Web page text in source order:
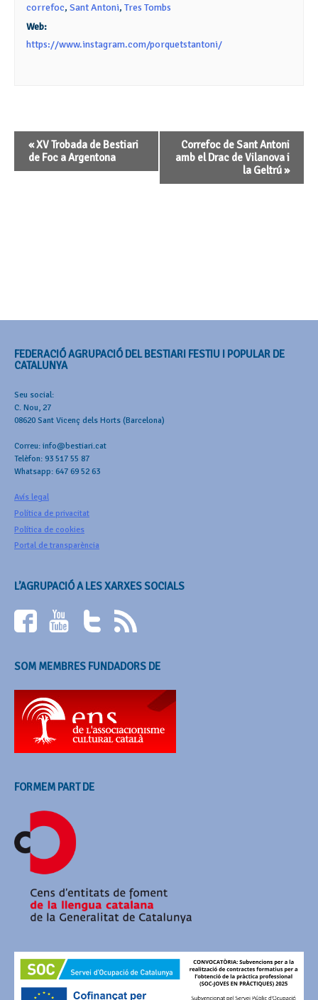
correfoc,Sant Antoni,Tres Tombs
Web:
https://www.instagram.com/porquetstantoni/
Navegació
d'Esdeveniment
«XV Trobada de Bestiari
de Foc a Argentona
Correfoc de Sant Antoni
amb el Drac de Vilanova i
la Geltrú»
FEDERACIÓ AGRUPACIÓ DEL BESTIARI FESTIU I POPULAR DE
CATALUNYA
Seu social:
C. Nou, 27
08620 Sant Vicenç dels Horts (Barcelona)
Correu: info@bestiari.cat
Telèfon: 93 517 55 87
Whatsapp: 647 69 52 63
Avís legal
Política de privacitat
Política de cookies
Portal de transparència
L’AGRUPACIÓ A LES XARXES SOCIALS
SOM MEMBRES FUNDADORS DE
FORMEM PART DE